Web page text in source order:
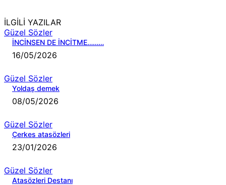
İLGİLİ YAZILAR
Güzel Sözler
İNCİNSEN DE İNCİTME………
16/05/2026
Güzel Sözler
Yoldaş demek
08/05/2026
Güzel Sözler
Çerkes atasözleri
23/01/2026
Güzel Sözler
Atasözleri Destanı